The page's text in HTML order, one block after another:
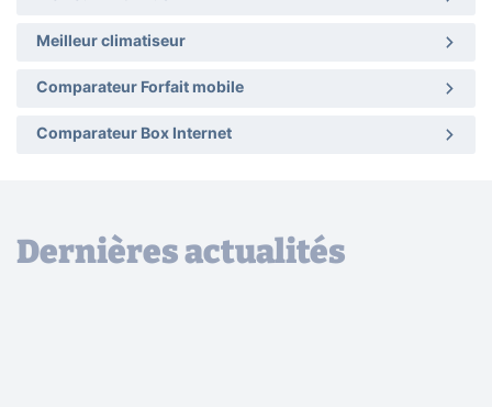
Meilleur climatiseur
Comparateur Forfait mobile
Comparateur Box Internet
Dernières actualités